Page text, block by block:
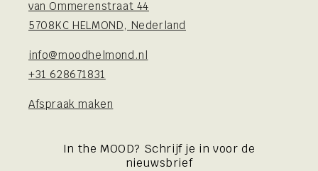
van Ommerenstraat 44
5708KC HELMOND, Nederland
info@moodhelmond.nl
+31 628671831
Afspraak maken
In the MOOD? Schrijf je in voor de
nieuwsbrief